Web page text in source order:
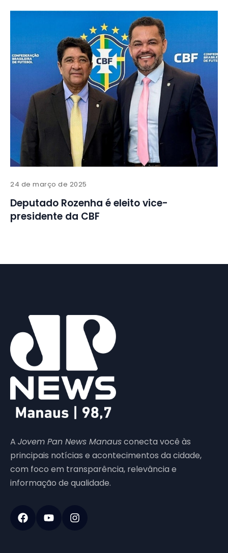
24 de março de 2025
Deputado Rozenha é eleito vice-
presidente da CBF
A Jovem Pan News Manausconecta você às
principais notícias e acontecimentos da cidade,
com foco em transparência, relevância e
informação de qualidade.